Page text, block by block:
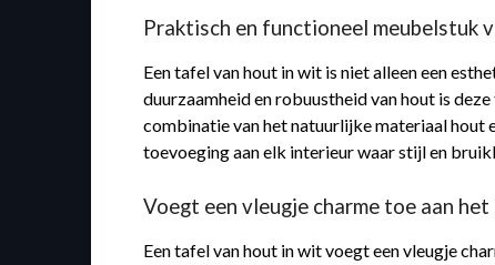
Praktisch en functioneel meubelstuk
Een tafel van hout in wit is niet alleen een
duurzaamheid en robuustheid van hout is
combinatie van het natuurlijke materiaal hout
toevoeging aan elk interieur waar stijl en
Voegt een vleugje charme toe aan
Een tafel van hout in wit voegt een vleugje